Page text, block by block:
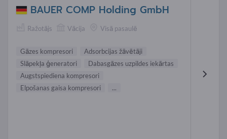
BAUER COMP Holding GmbH
Ražotājs Vācija Visā pasaulē
Gāzes kompresori
Adsorbcijas žāvētāji
Slāpekļa ģeneratori
Dabasgāzes uzpildes iekārtas
Augstspiediena kompresori
Elpošanas gaisa kompresori
...